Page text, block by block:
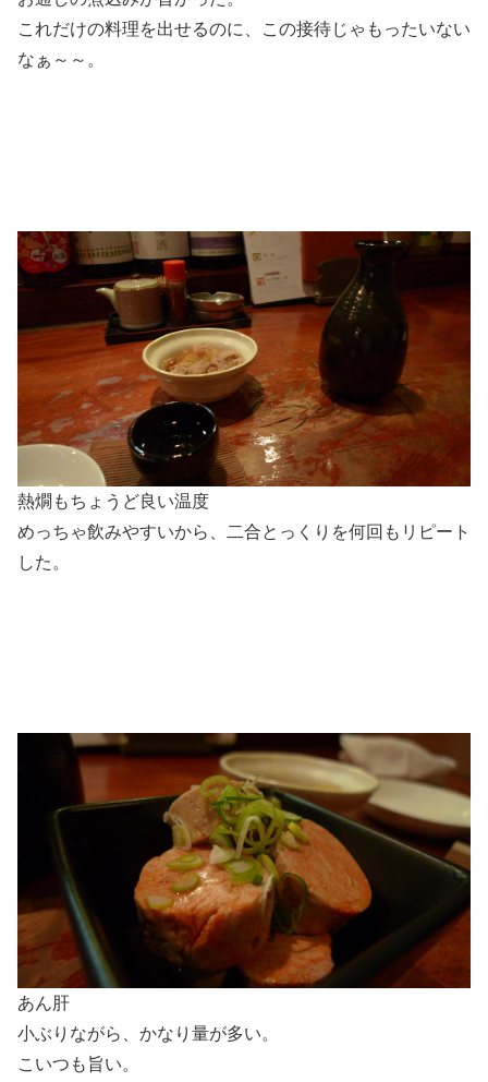
これだけの料理を出せるのに、この接待じゃもったいない
なぁ～～。
熱燗もちょうど良い温度
めっちゃ飲みやすいから、二合とっくりを何回もリピート
した。
あん肝
小ぶりながら、かなり量が多い。
こいつも旨い。